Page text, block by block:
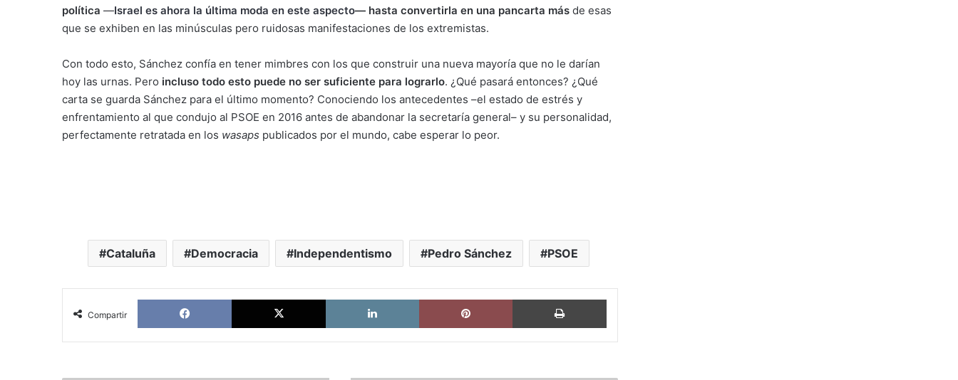
política —Israel es ahora la última moda en este aspecto— hasta convertirla en una pancarta más de esas
que se exhiben en las minúsculas pero ruidosas manifestaciones de los extremistas.
Con todo esto, Sánchez confía en tener mimbres con los que construir una nueva mayoría que no le darían
hoy las urnas. Pero incluso todo esto puede no ser suficiente para lograrlo. ¿Qué pasará entonces? ¿Qué
carta se guarda Sánchez para el último momento? Conociendo los antecedentes –el estado de estrés y
enfrentamiento al que condujo al PSOE en 2016 antes de abandonar la secretaría general– y su personalidad,
perfectamente retratada en los wasaps publicados por el mundo, cabe esperar lo peor.
Cataluña Democracia Independentismo Pedro Sánchez PSOE
Compartir
Facebook X LinkedIn Pinterest Imprimir